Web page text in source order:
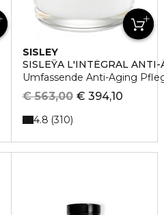
SISLEY
SISLEŸA L'INTÉGRAL ANTI-
Umfassende Anti-Aging
€ 394,10
€ 563,00
4.8 310